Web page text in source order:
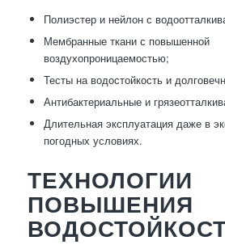
Полиэстер и нейлон с
Мембранные ткани с повышенной
воздухопроницаемостью;
Тесты на водостойкость и
Антибактериальные и
Длительная эксплуатация даже в
погодных условиях.
ТЕХНОЛОГИИ
ПОВЫШЕНИЯ